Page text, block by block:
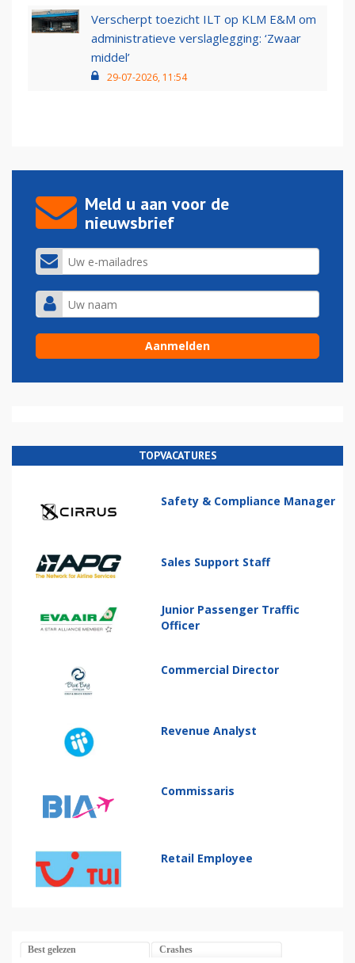
Verscherpt toezicht ILT op KLM E&M om
administratieve verslaglegging: ‘Zwaar
middel’
29-07-2026, 11:54
Meld u aan voor de
nieuwsbrief
TOPVACATURES
Safety & Compliance Manager
Sales Support Staff
Junior Passenger Traffic
Officer
Commercial Director
Revenue Analyst
Commissaris
Retail Employee
Best gelezen Crashes